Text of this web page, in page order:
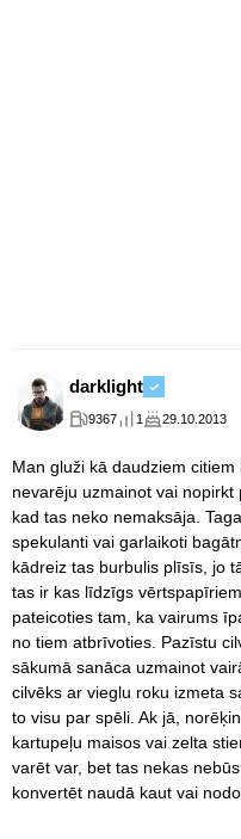
darklight
9367 1 29.10.2013
Man gluži kā daudziem
nevarēju uzmainot vai nopirkt
kad tas neko nemaksāja.
spekulanti vai garlaikoti
kādreiz tas burbulis plīsīs, jo
tas ir kas līdzīgs
pateicoties tam, ka vairums
no tiem atbrīvoties. Pazīstu
sākumā sanāca uzmainot
cilvēks ar vieglu roku izmeta
to visu par spēli. Ak jā,
kartupeļu maisos vai zelta
varēt var, bet tas nekas
konvertēt naudā kaut vai